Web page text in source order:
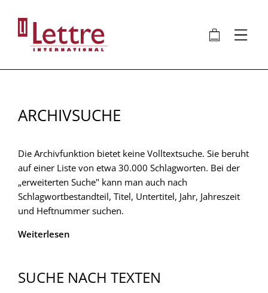
Inhalt
🛍 ⋮
ARCHIVSUCHE
Die Archivfunktion bietet keine Volltextsuche. Sie beruht
auf einer Liste von etwa 30.000 Schlagworten. Bei der
„erweiterten Suche" kann man auch nach
Schlagwortbestandteil, Titel, Untertitel, Jahr, Jahreszeit
und Heftnummer suchen.
Weiterlesen
SUCHE NACH TEXTEN